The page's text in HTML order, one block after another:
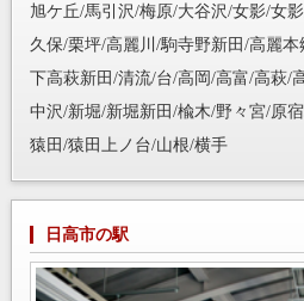
旭ケ丘/馬引沢/梅原/大谷沢/女影/女
久保/栗坪/高麗川/駒寺野新田/高麗
下高萩新田/清流/台/高岡/高富/高萩/
中沢/新堀/新堀新田/楡木/野々宮/原
猿田/猿田上ノ台/山根/横手
日高市の駅